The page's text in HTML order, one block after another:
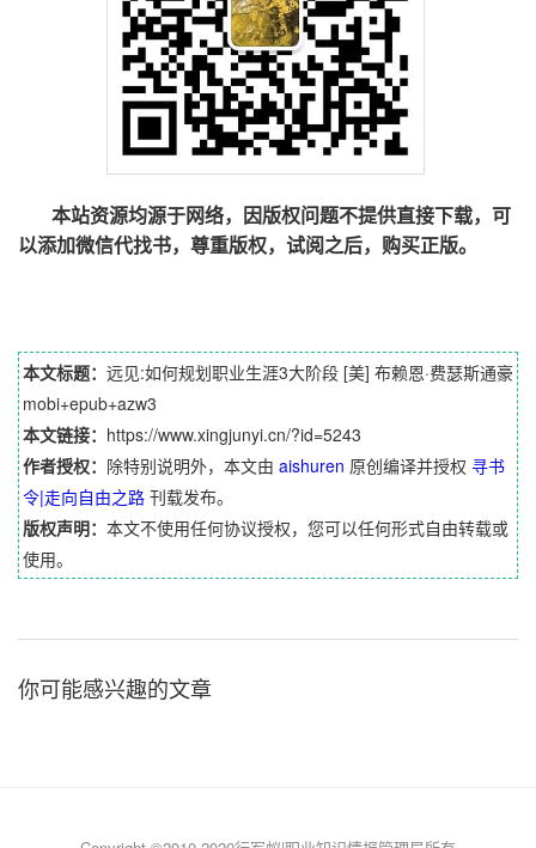
本站资源均源于网络，因版权问题不提供直接下载，可
以添加微信代找书，尊重版权，试阅之后，购买正版。
本文标题： 远见:如何规划职业生涯3大阶段 [美] 布赖恩·费瑟斯通豪
mobi+epub+azw3
本文链接： https://www.xingjunyi.cn/?id=5243
作者授权： 除特别说明外，本文由 aishuren 原创编译并授权 寻书
令|走向自由之路 刊载发布。
版权声明： 本文不使用任何协议授权，您可以任何形式自由转载或
使用。
你可能感兴趣的文章